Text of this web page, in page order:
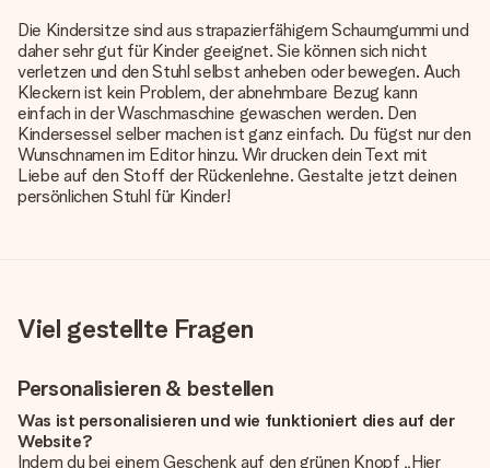
Die Kindersitze sind aus strapazierfähigem Schaumgummi und
daher sehr gut für Kinder geeignet. Sie können sich nicht
verletzen und den Stuhl selbst anheben oder bewegen. Auch
Kleckern ist kein Problem, der abnehmbare Bezug kann
einfach in der Waschmaschine gewaschen werden. Den
Kindersessel selber machen ist ganz einfach. Du fügst nur den
Wunschnamen im Editor hinzu. Wir drucken dein Text mit
Liebe auf den Stoff der Rückenlehne. Gestalte jetzt deinen
persönlichen Stuhl für Kinder!
Viel gestellte Fragen
Personalisieren & bestellen
Was ist personalisieren und wie funktioniert dies auf der
Website?
Indem du bei einem Geschenk auf den grünen Knopf „Hier